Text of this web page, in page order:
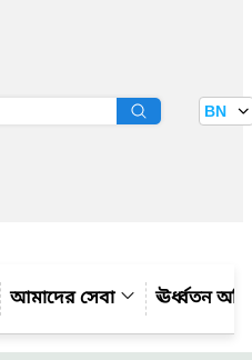
বাতায়ন BN
আমাদের সেবা ঊর্ধ্বতন